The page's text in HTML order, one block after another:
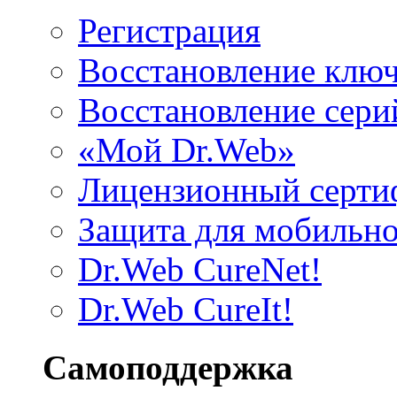
Регистрация
Восстановление
Восстановление
«Мой Dr.Web»
Лицензионный
Защита для
Dr.Web CureNet!
Dr.Web CureIt!
Самоподдержка